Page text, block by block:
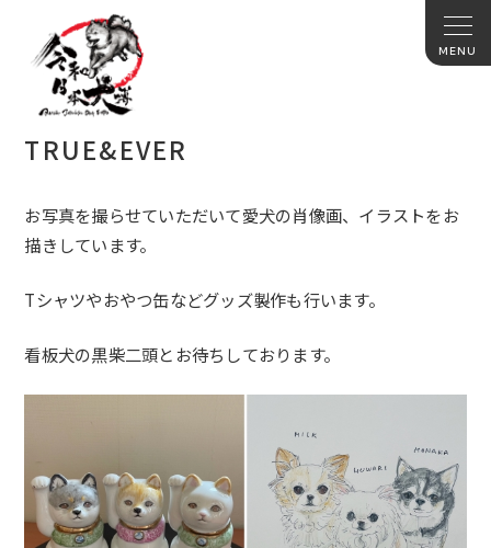
TRUE&EVER
お写真を撮らせていただいて愛犬の肖像画、 イラストをお
描きしています。
Tシャツやおやつ缶などグッズ製作も行います。
看板犬の黒柴二頭とお待ちしております。